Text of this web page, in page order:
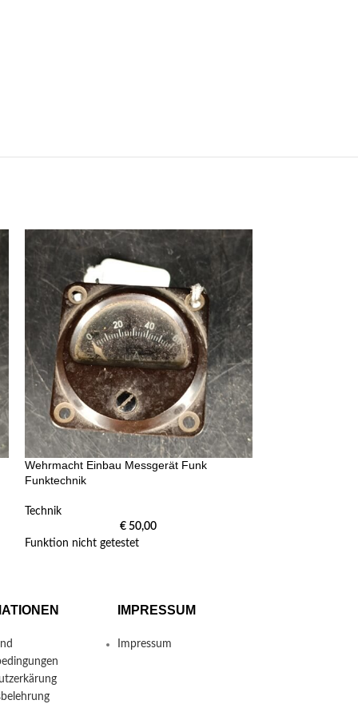
Wehrmacht Einbau Messgerät Funk
Funktechnik
Technik
€ 50,00
Funktion nicht getestet
IMPRESSUM
Impressum